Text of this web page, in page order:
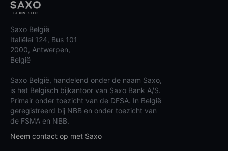
Saxo België
Italiëlei 124, Bus 101
2000, Antwerpen,
België
Saxo België, handelend onder de naam Saxo,
is het Belgisch bijkantoor van Saxo Bank A/S.
Primair onder toezicht van de DFSA. In België
geregistreerd bij NBB en onder toezicht van
de FSMA en NBB.
Neem contact op met Saxo